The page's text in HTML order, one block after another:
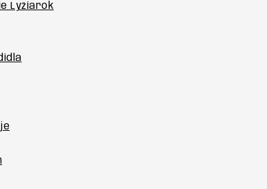
Lyžiarok